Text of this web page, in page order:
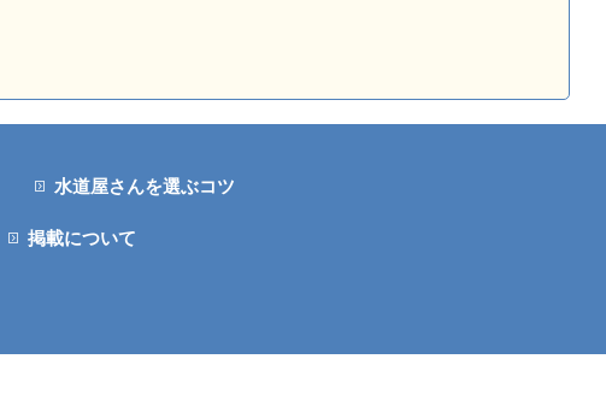
水道屋さんを選ぶコツ
掲載について